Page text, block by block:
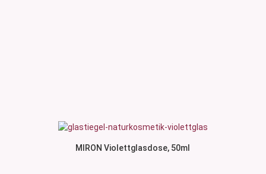
MIRON Violettglasdose, 50ml